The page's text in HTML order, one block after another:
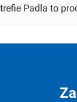
Padla to